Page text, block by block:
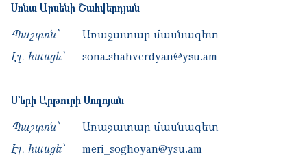
Սոնա Արսենի Շահվերդյան
Պաշտոն՝
Առաջատար մասնագետ
Էլ. հասցե՝
sona.shahverdyan@ysu.am
Մերի Արթուրի Սողոյան
Պաշտոն՝
Առաջատար մասնագետ
Էլ. հասցե՝
meri_soghoyan@ysu.am